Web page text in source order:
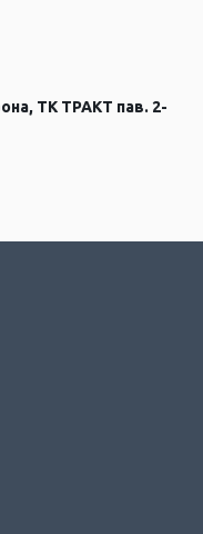
ТК ТРАКТ пав. 2-